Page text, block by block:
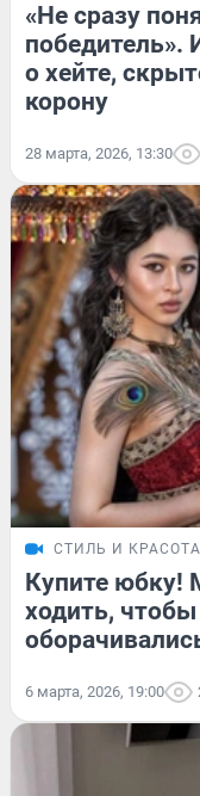
«Не сразу
победитель».
о хейте,
корону
28 марта, 2026, 13:30
СТИЛЬ И КРАСОТА
Купите юбку!
ходить,
6 марта, 2026, 19:00